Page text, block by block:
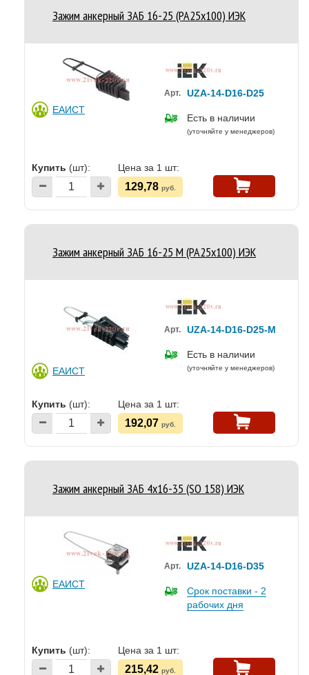
Зажим анкерный ЗАБ 16-25 (PA25x100) ИЭК
ЕАИСТ
Арт. UZA-14-D16-D25
Есть в наличии
(уточняйте у менеджеров)
Купить (шт): Цена за 1 шт:
129,78 руб.
Зажим анкерный ЗАБ 16-25 М (PA25x100) ИЭК
ЕАИСТ
Арт. UZA-14-D16-D25-M
Есть в наличии
(уточняйте у менеджеров)
Купить (шт): Цена за 1 шт:
192,07 руб.
Зажим анкерный ЗАБ 4х16-35 (SO 158) ИЭК
ЕАИСТ
Арт. UZA-14-D16-D35
Срок поставки - 2
рабочих дня
Купить (шт): Цена за 1 шт:
215,42 руб.